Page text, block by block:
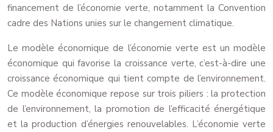
financement de l’économie verte, notamment la Convention
cadre des Nations unies sur le changement climatique.
Le modèle économique de l’économie verte est un modèle
économique qui favorise la croissance verte, c’est-à-dire une
croissance économique qui tient compte de l’environnement.
Ce modèle économique repose sur trois piliers : la protection
de l’environnement, la promotion de l’efficacité énergétique
et la production d’énergies renouvelables. L’économie verte